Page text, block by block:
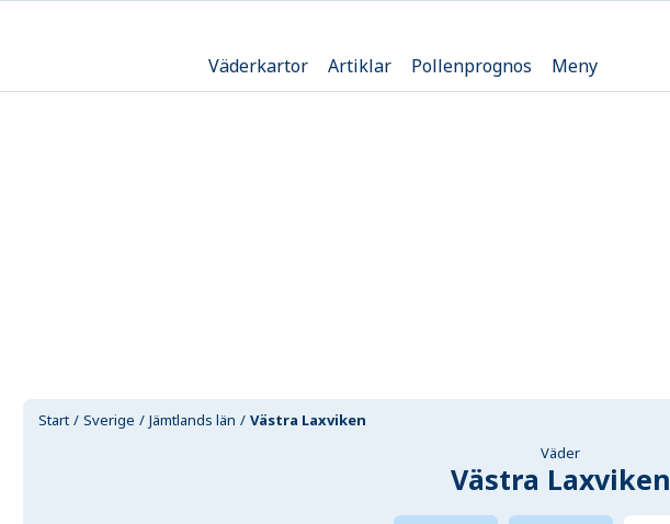
Väderkartor Artiklar Pollenprognos Meny
Start Sverige Jämtlands län Västra Laxviken
Väder
Västra Laxviken